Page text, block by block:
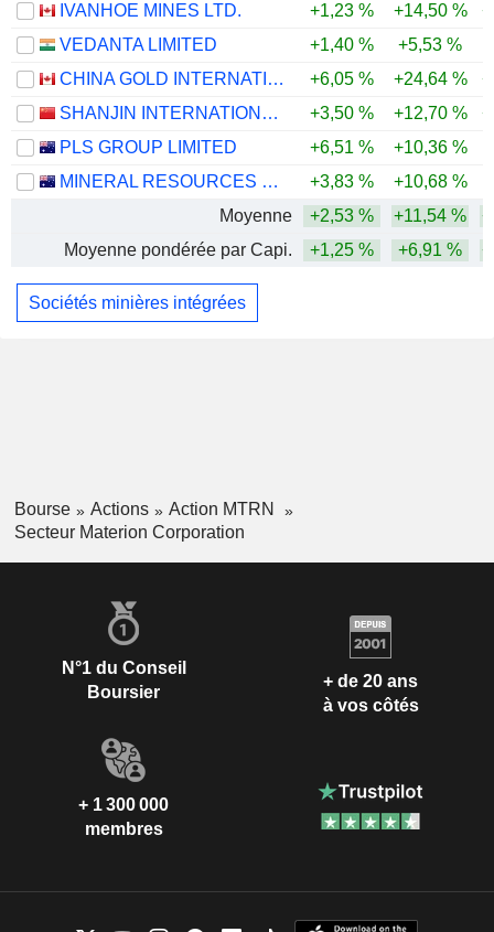
IVANHOE MINES LTD.
+1,23 % +14,50 %
VEDANTA LIMITED
+1,40 % +5,53 %
CHINA GOLD INTERNATIONAL RESOURCES CORP. LTD.
+6,05 % +24,64 %
SHANJIN INTERNATIONAL GOLD CO., LTD.
+3,50 % +12,70 %
PLS GROUP LIMITED
+6,51 % +10,36 %
MINERAL RESOURCES LIMITED
+3,83 % +10,68 %
Moyenne
+2,53 % +11,54 %
Moyenne pondérée par Capi.
+1,25 % +6,91 %
Sociétés minières intégrées
Bourse Actions
Action MTRN
Secteur Materion Corporation
N°1 du Conseil
Boursier
+ de 20 ans
à vos côtés
+ 1 300 000
membres